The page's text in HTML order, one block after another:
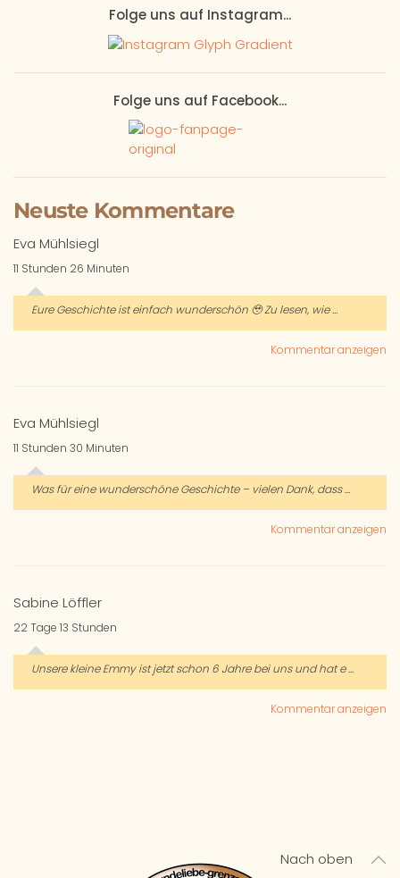
Folge uns auf Instagram...
Folge uns auf Facebook...
Neuste Kommentare
Eva Mühlsiegl
11 Stunden 26 Minuten
Eure Geschichte ist einfach wunderschön 🥹 Zu lesen, wie ...
Kommentar anzeigen
Eva Mühlsiegl
11 Stunden 30 Minuten
Was für eine wunderschöne Geschichte – vielen Dank, dass ...
Kommentar anzeigen
Sabine Löffler
22 Tage 13 Stunden
Unsere kleine Emmy ist jetzt schon 6 Jahre bei uns und hat e ...
Kommentar anzeigen
Nach oben